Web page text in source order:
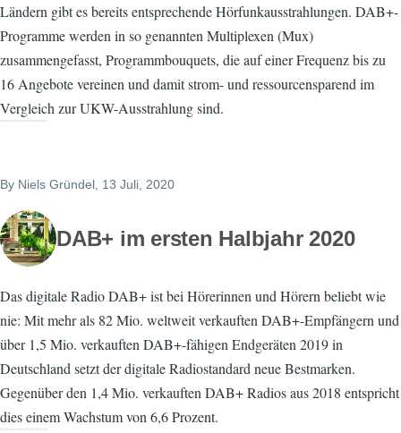
Ländern gibt es bereits entsprechende Hörfunkausstrahlungen. DAB+-
Programme werden in so genannten Multiplexen (Mux)
zusammengefasst, Programmbouquets, die auf einer Frequenz bis zu
16 Angebote vereinen und damit strom- und ressourcensparend im
Vergleich zur UKW-Ausstrahlung sind.
By Niels Gründel , 13 Juli, 2020
DAB+ im ersten Halbjahr 2020
Das digitale Radio DAB+ ist bei Hörerinnen und Hörern beliebt wie
nie: Mit mehr als 82 Mio. weltweit verkauften DAB+-Empfängern und
über 1,5 Mio. verkauften DAB+-fähigen Endgeräten 2019 in
Deutschland setzt der digitale Radiostandard neue Bestmarken.
Gegenüber den 1,4 Mio. verkauften DAB+ Radios aus 2018 entspricht
dies einem Wachstum von 6,6 Prozent.